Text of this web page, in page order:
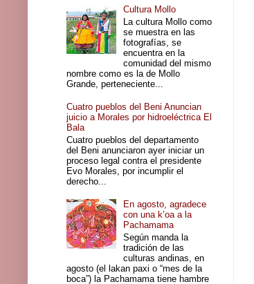
Cultura Mollo
La cultura Mollo como
se muestra en las
fotografías, se
encuentra en la
comunidad del mismo
nombre como es la de Mollo
Grande, perteneciente...
Cuatro pueblos del Beni Anuncian
juicio a Morales por hidroeléctrica El
Bala
Cuatro pueblos del departamento
del Beni anunciaron ayer iniciar un
proceso legal contra el presidente
Evo Morales, por incumplir el
derecho...
En agosto, agradece
con una k’oa a la
Pachamama
Según manda la
tradición de las
culturas andinas, en
agosto (el lakan paxi o “mes de la
boca”) la Pachamama tiene hambre